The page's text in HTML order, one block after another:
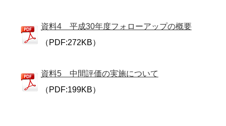
資料4 平成30年度フォローアップの概要
（PDF:272KB）
資料5 中間評価の実施について
（PDF:199KB）